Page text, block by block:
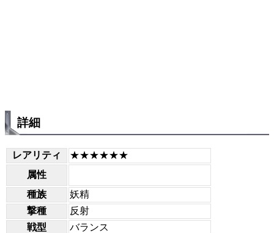
詳細
レアリティ
★★★★★★
属性
種族
妖精
撃種
反射
戦型
バランス